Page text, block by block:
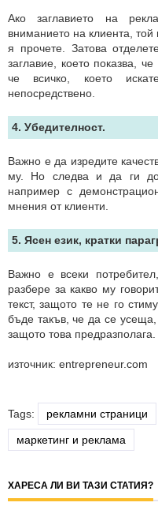
Ако заглавието на
вниманието на клиента,
я прочете. Затова
заглавие, което показва,
че всичко, което
непосредствено.
4. Убедителност.
Важно е да изредите
му. Но следва и да ги
например с
мнения от клиенти.
5. Ясен език, кратки
Важно е всеки
разбере за какво му
текст, защото те не го
бъде такъв, че да се
защото това предразполага.
източник: entrepreneur.com
Tags: рекламни страници
маркетинг и реклама
ХАРЕСА ЛИ ВИ ТАЗИ СТАТИЯ?